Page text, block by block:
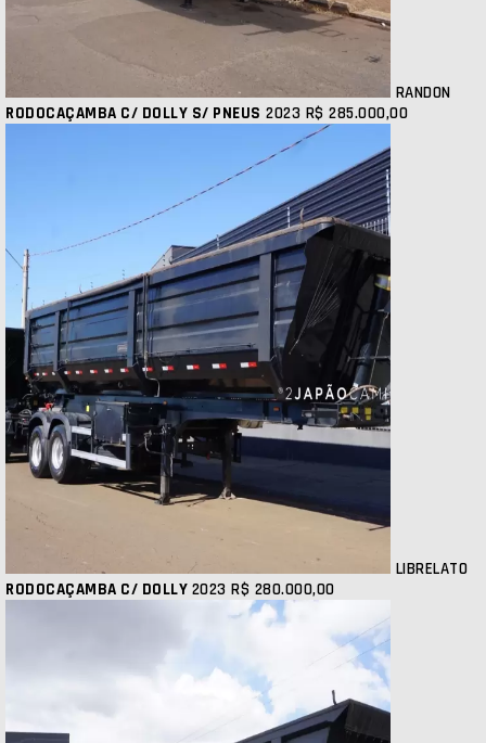
RANDON
RODOCAÇAMBA C/ DOLLY S/ PNEUS 2023 R$ 285.000,00
LIBRELATO
RODOCAÇAMBA C/ DOLLY 2023 R$ 280.000,00